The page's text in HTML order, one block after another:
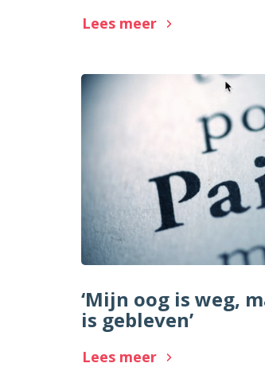
Lees meer
‘Mijn oog is weg,
is gebleven’
Lees meer